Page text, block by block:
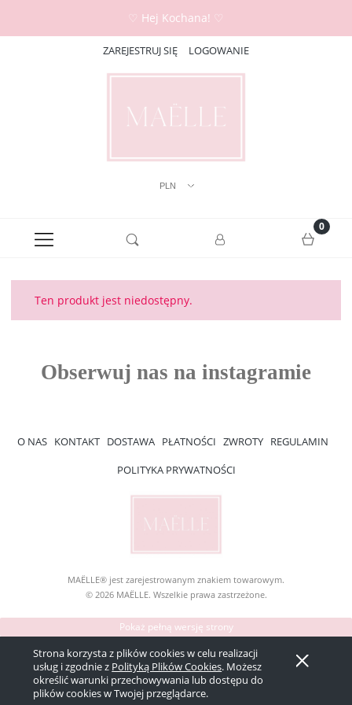
Strona korzysta z plików cookies w celu realizacji
usług i zgodnie z Polityką Plików Cookies. Możesz
określić warunki przechowywania lub dostępu do
plików cookies w Twojej przeglądarce.
♡ Hej Kochana! ♡
ZAREJESTRUJ SIĘ LOGOWANIE
Ten produkt jest niedostępny.
O NAS KONTAKT DOSTAWA PŁATNOŚCI ZWROTY REGULAMIN
POLITYKA PRYWATNOŚCI
MAËLLE® jest zarejestrowanym znakiem towarowym.
© 2026 MAËLLE. Wszelkie prawa zastrzeżone.
Pokaż pełną wersję strony
Sklep internetowy Shoper Premium